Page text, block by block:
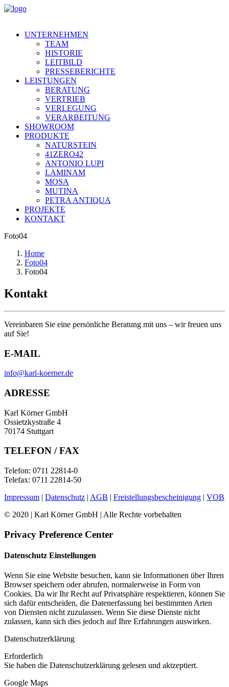
UNTERNEHMEN
TEAM
HISTORIE
LEITBILD
PRESSEBERICHTE
LEISTUNGEN
BERATUNG
VERTRIEB
VERLEGUNG
VERARBEITUNG
SHOWROOM
PRODUKTE
NATURSTEIN
41ZERO42
ANTONIO LUPI
LAMINAM
MOSA
MUTINA
PETRA ANTIQUA
PROJEKTE
KONTAKT
Foto04
Home
Foto04
Foto04
Kontakt
Vereinbaren Sie eine persönliche Beratung mit uns – wir freuen uns
auf Sie!
E-MAIL
info@karl-koerner.de
ADRESSE
Karl Körner GmbH
Ossietzkystraße 4
70174 Stuttgart
TELEFON / FAX
Telefon: 0711 22814-0
Telefax: 0711 22814-50
Impressum | Datenschutz | AGB | Freistellungsbescheinigung | VOB
© 2020 | Karl Körner GmbH | Alle Rechte vorbehalten
Privacy Preference Center
Datenschutz Einstellungen
Wenn Sie eine Website besuchen, kann sie Informationen über Ihren
Browser speichern oder abrufen, normalerweise in Form von
Cookies. Da wir Ihr Recht auf Privatsphäre respektieren, können Sie
sich dafür entscheiden, die Datenerfassung bei bestimmten Arten
von Diensten nicht zuzulassen. Wenn Sie diese Dienste nicht
zulassen, kann sich dies jedoch auf Ihre Erfahrungen auswirken.
Datenschutzerklärung
Erforderlich
Sie haben die Datenschutzerklärung gelesen und aktzeptiert.
Google Maps